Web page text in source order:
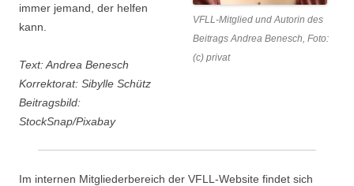
VFLL-Mitglied und Autorin des
Beitrags Andrea Benesch, Foto:
(c) privat
immer jemand, der helfen
kann.
Text: Andrea Benesch
Korrektorat: Sibylle Schütz
Beitragsbild:
StockSnap/Pixabay
Im internen Mitgliederbereich der VFLL-Website findet sich